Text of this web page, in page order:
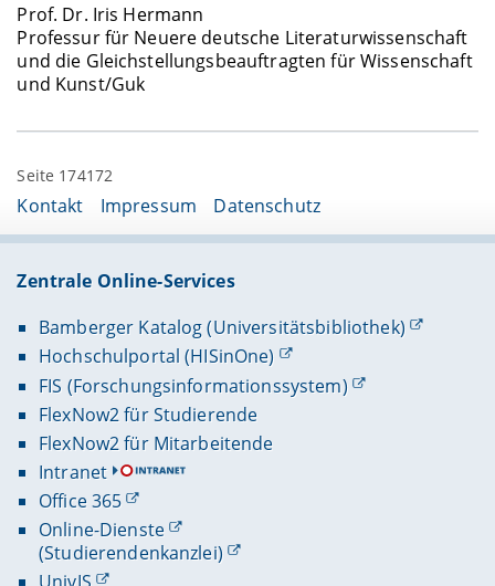
Prof. Dr. Iris Hermann
Professur für Neuere deutsche Literaturwissenschaft
und die Gleichstellungsbeauftragten für Wissenschaft
und Kunst/Guk
Seite 174172
Kontakt Impressum Datenschutz
Zentrale Online-Services
Bamberger Katalog (Universitätsbibliothek)
Hochschulportal (HISinOne)
FIS (Forschungsinformationssystem)
FlexNow2 für Studierende
FlexNow2 für Mitarbeitende
Intranet
Office 365
Online-Dienste
(Studierendenkanzlei)